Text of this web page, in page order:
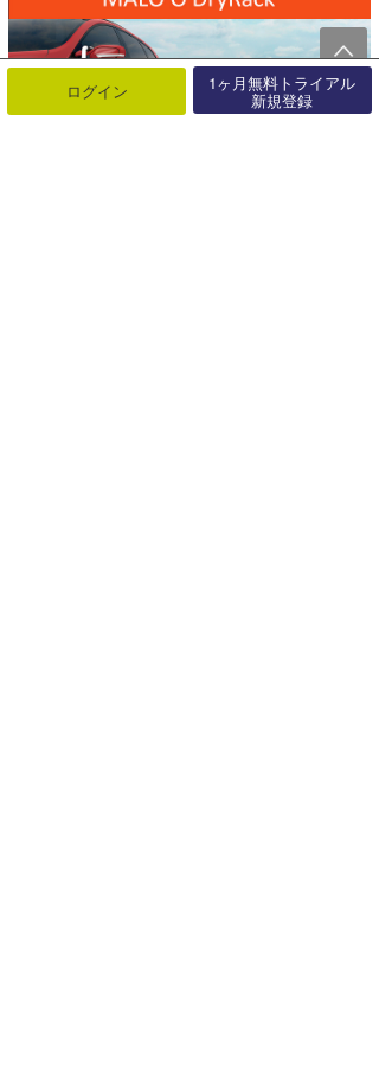
ログイン 1ヶ月無料トライアル
新規登録